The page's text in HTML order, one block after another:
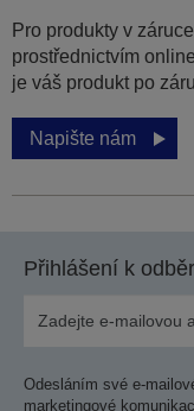
Pro produkty v
prostřednictvím
je váš produkt po
Napište nám
Přihlášení k
Odesláním své e-
marketingové